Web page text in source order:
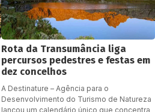
Rota da Transumância liga
percursos pedestres e festas em
dez concelhos
A Destinature – Agência para o
Desenvolvimento do Turismo de Natureza
lançou um calendário único que concentra